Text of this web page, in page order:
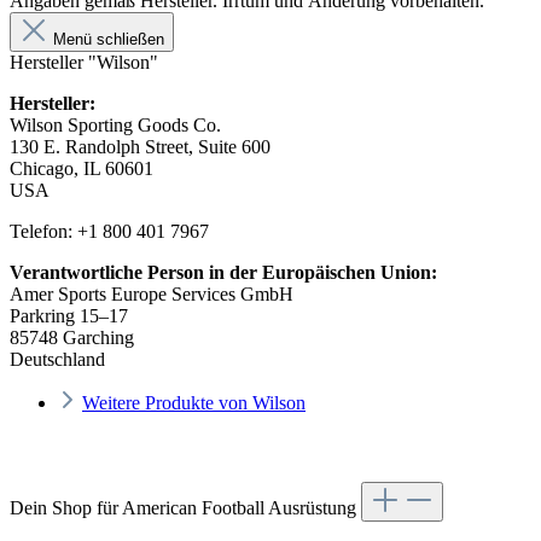
Menü schließen
Hersteller "Wilson"
Hersteller:
Wilson Sporting Goods Co.
130 E. Randolph Street, Suite 600
Chicago, IL 60601
USA
Telefon: +1 800 401 7967
Verantwortliche Person in der Europäischen Union:
Amer Sports Europe Services GmbH
Parkring 15–17
85748 Garching
Deutschland
Weitere Produkte von Wilson
Dein Shop für American Football Ausrüstung